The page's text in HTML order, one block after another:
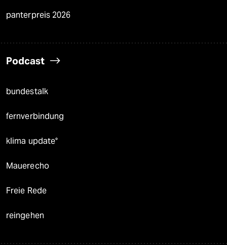
panterpreis 2026
Podcast
bundestalk
fernverbindung
klima update°
Mauerecho
Freie Rede
reingehen